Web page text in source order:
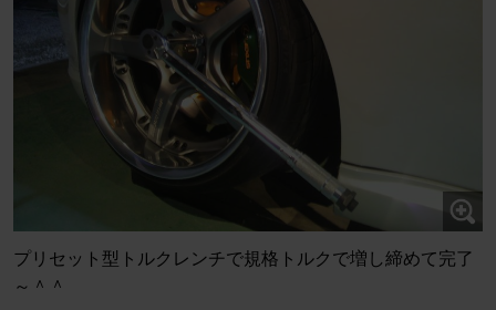
プリセット型トルクレンチで規格トルクで増し締めて完了
～＾＾